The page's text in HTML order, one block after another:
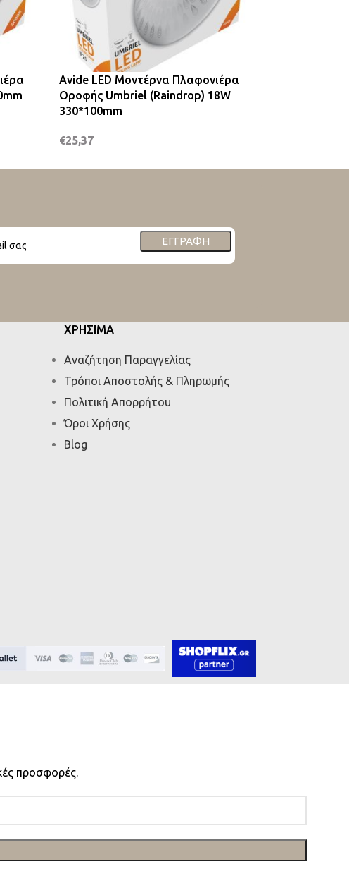
Avide LED Μοντέρνα Πλαφονιέρα
Οροφής Umbriel (Raindrop) 18W
330*100mm
€25,37
ΕΓΓΡΑΦΉ
ΧΡΗΣΙΜΑ
Αναζήτηση Παραγγελίας
Τρόποι Αποστολής & Πληρωμής
Πολιτική Απορρήτου
Όροι Χρήσης
Blog
προσφορές.